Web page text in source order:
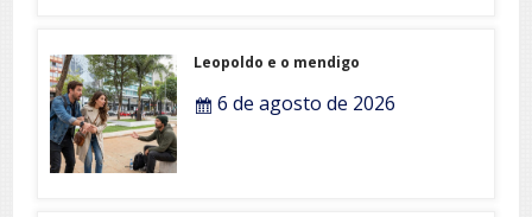
Leopoldo e o mendigo
6 de agosto de 2026